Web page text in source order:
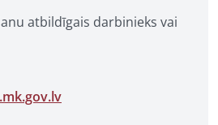
atbildīgais darbinieks vai